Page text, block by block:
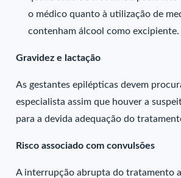
o médico quanto à utilização de
contenham álcool como excipiente.
Gravidez e lactação
As gestantes epilépticas devem
especialista assim que houver a
para a devida adequação do
Risco associado com convulsões
A interrupção abrupta do tratamento